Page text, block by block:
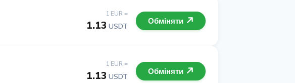
1 EUR =
1.13 USDT
Обміняти
1 EUR =
1.13 USDT
Обміняти